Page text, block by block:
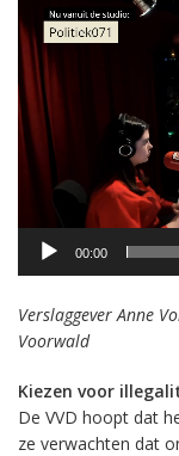
Videospeler
00:00
Verslaggever Anne
Voorwald
Kiezen voor
De VVD hoopt dat
ze verwachten dat